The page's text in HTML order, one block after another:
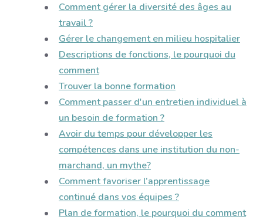
Comment gérer la diversité des âges au
travail ?
Gérer le changement en milieu hospitalier
Descriptions de fonctions, le pourquoi du
comment
Trouver la bonne formation
Comment passer d'un entretien individuel à
un besoin de formation ?
Avoir du temps pour développer les
compétences dans une institution du non-
marchand, un mythe?
Comment favoriser l’apprentissage
continué dans vos équipes ?
Plan de formation, le pourquoi du comment